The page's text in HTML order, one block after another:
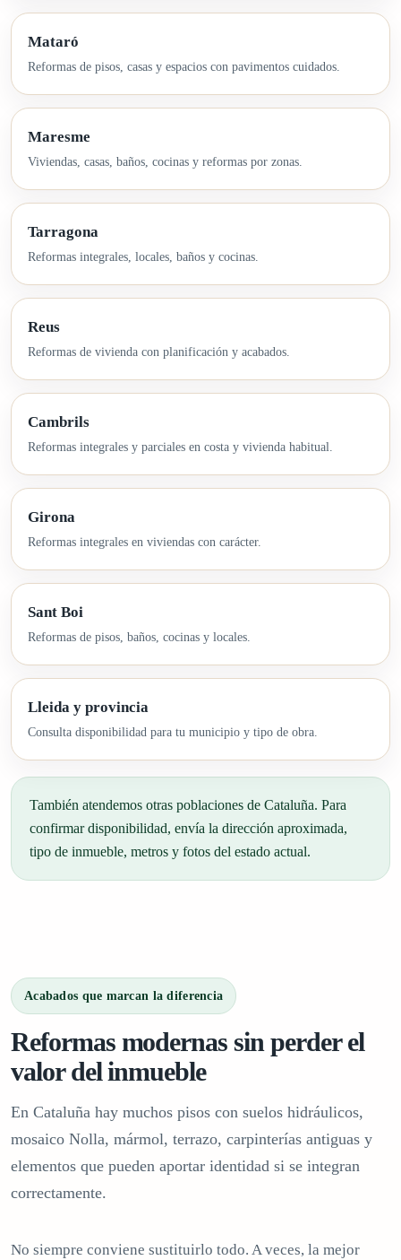
Mataró
Reformas de pisos, casas y espacios con pavimentos cuidados.
Maresme
Viviendas, casas, baños, cocinas y reformas por zonas.
Tarragona
Reformas integrales, locales, baños y cocinas.
Reus
Reformas de vivienda con planificación y acabados.
Cambrils
Reformas integrales y parciales en costa y vivienda habitual.
Girona
Reformas integrales en viviendas con carácter.
Sant Boi
Reformas de pisos, baños, cocinas y locales.
Lleida y provincia
Consulta disponibilidad para tu municipio y tipo de obra.
También atendemos otras poblaciones de Cataluña. Para
confirmar disponibilidad, envía la dirección aproximada,
tipo de inmueble, metros y fotos del estado actual.
Acabados que marcan la diferencia
Reformas modernas sin perder el
valor del inmueble
En Cataluña hay muchos pisos con suelos hidráulicos,
mosaico Nolla, mármol, terrazo, carpinterías antiguas y
elementos que pueden aportar identidad si se integran
correctamente.
No siempre conviene sustituirlo todo. A veces, la mejor